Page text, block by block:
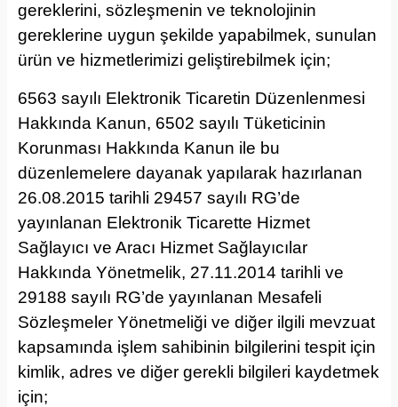
gereklerini, sözleşmenin ve teknolojinin
gereklerine uygun şekilde yapabilmek, sunulan
ürün ve hizmetlerimizi geliştirebilmek için;
6563 sayılı Elektronik Ticaretin Düzenlenmesi
Hakkında Kanun, 6502 sayılı Tüketicinin
Korunması Hakkında Kanun ile bu
düzenlemelere dayanak yapılarak hazırlanan
26.08.2015 tarihli 29457 sayılı RG’de
yayınlanan Elektronik Ticarette Hizmet
Sağlayıcı ve Aracı Hizmet Sağlayıcılar
Hakkında Yönetmelik, 27.11.2014 tarihli ve
29188 sayılı RG’de yayınlanan Mesafeli
Sözleşmeler Yönetmeliği ve diğer ilgili mevzuat
kapsamında işlem sahibinin bilgilerini tespit için
kimlik, adres ve diğer gerekli bilgileri kaydetmek
için;